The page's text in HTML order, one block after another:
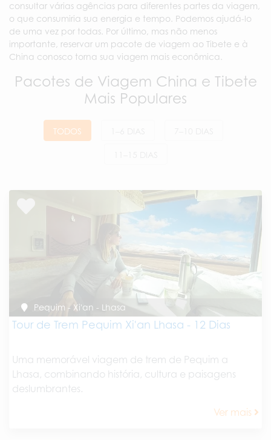
consultar várias agências para diferentes partes da viagem,
o que consumiria sua energia e tempo. Podemos ajudá-lo
de uma vez por todas. Por último, mas não menos
importante, reservar um pacote de viagem ao Tibete e à
China conosco torna sua viagem mais econômica.
Pacotes de Viagem China e Tibete
Mais Populares
TODOS
Pequim - Xi'an - Lhasa
Tour de Trem Pequim Xi'an Lhasa - 12 Dias
Uma memorável viagem de trem de Pequim a
Lhasa, combinando história, cultura e paisagens
deslumbrantes.
Ver mais